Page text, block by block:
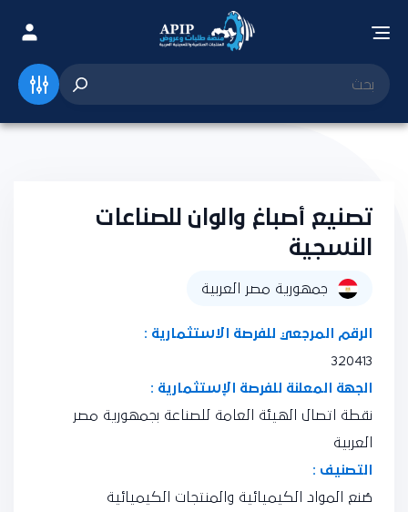
تصنيع أصباغ والوان للصناعات
النسجية
جمهورية مصر العربية
الرقم المرجعي للفرصة الاستثمارية :
320413
الجهة المعلنة للفرصة الإستثمارية :
نقطة اتصال الهيئة العامة للصناعة بجمهورية مصر
العربية
التصنيف :
صُنع المواد الكيميائية والمنتجات الكيميائية